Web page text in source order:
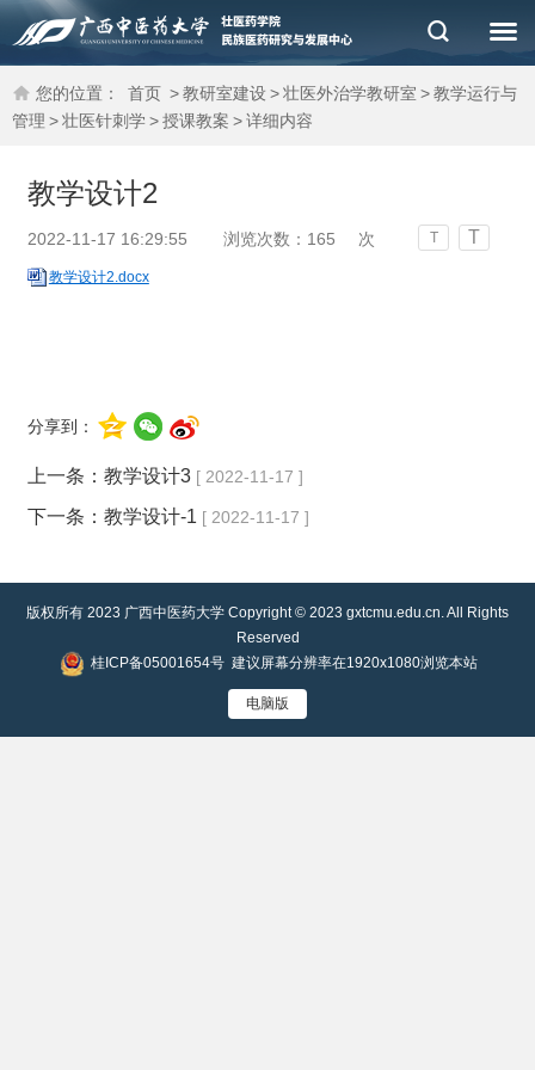
您的位置： 首页 >教研室建设 >壮医外治学教研室 >教学运行与
管理 >壮医针刺学>授课教案 >详细内容
教学设计2
2022-11-17 16:29:55 浏览次数： 165 次 T T
教学设计2.docx
分享到：
上一条： 教学设计3 [ 2022-11-17 ]
下一条： 教学设计-1 [ 2022-11-17 ]
版权所有 2023 广西中医药大学 Copyright © 2023 gxtcmu.edu.cn. All Rights
Reserved
桂ICP备05001654号 建议屏幕分辨率在1920x1080浏览本站
电脑版